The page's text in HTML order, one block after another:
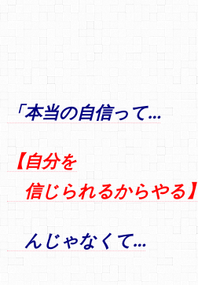
「本当の自信って…
【自分を
信じられるからやる】
んじゃなくて…